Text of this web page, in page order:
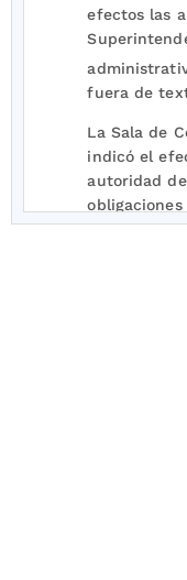
efectos las
fuera de
La Sala de
indicó el
autoridad